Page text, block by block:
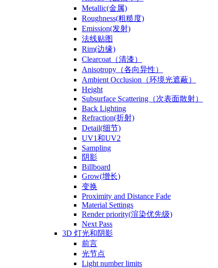
Metallic(金属)
Roughness(粗糙度)
Emission(发射)
法线贴图
Rim(边缘)
Clearcoat（清漆）
Anisotropy（各向异性）
Ambient Occlusion（环境光遮蔽）
Height
Subsurface Scattering（次表面散射）
Back Lighting
Refraction(折射)
Detail(细节)
UV1和UV2
Sampling
阴影
Billboard
Grow(增长)
变换
Proximity and Distance Fade
Material Settings
Render priority(渲染优先级)
Next Pass
3D 灯光和阴影
前言
光节点
Light number limits